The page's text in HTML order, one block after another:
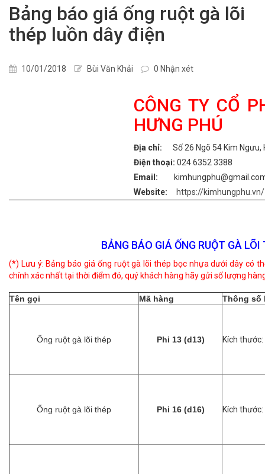
Bảng báo giá ống ruột gà lõi
thép luồn dây điện
10/01/2018 Bùi Văn Khải 0 Nhận xét
CÔNG TY CỔ
HƯNG PHÚ
Địa chỉ: Số 26 Ngõ 54 Kim Ngưu,
Điện thoại: 024 6352 3388
Email:
Website:
https://kimhungphu.vn/
BẢNG BÁO GIÁ ỐNG RUỘT GÀ
(*) Lưu ý: Bảng báo giá ống ruột gà lõi thép bọc nhựa dưới dây có
chính xác nhất tại thời điểm đó, quý khách hàng hãy gửi số lượng
Tên gọi Mã hàng Thông số
Ống ruột gà lõi thép Phi 13 (d13) Kích
Ống ruột gà lõi thép Phi 16 (d16) Kích